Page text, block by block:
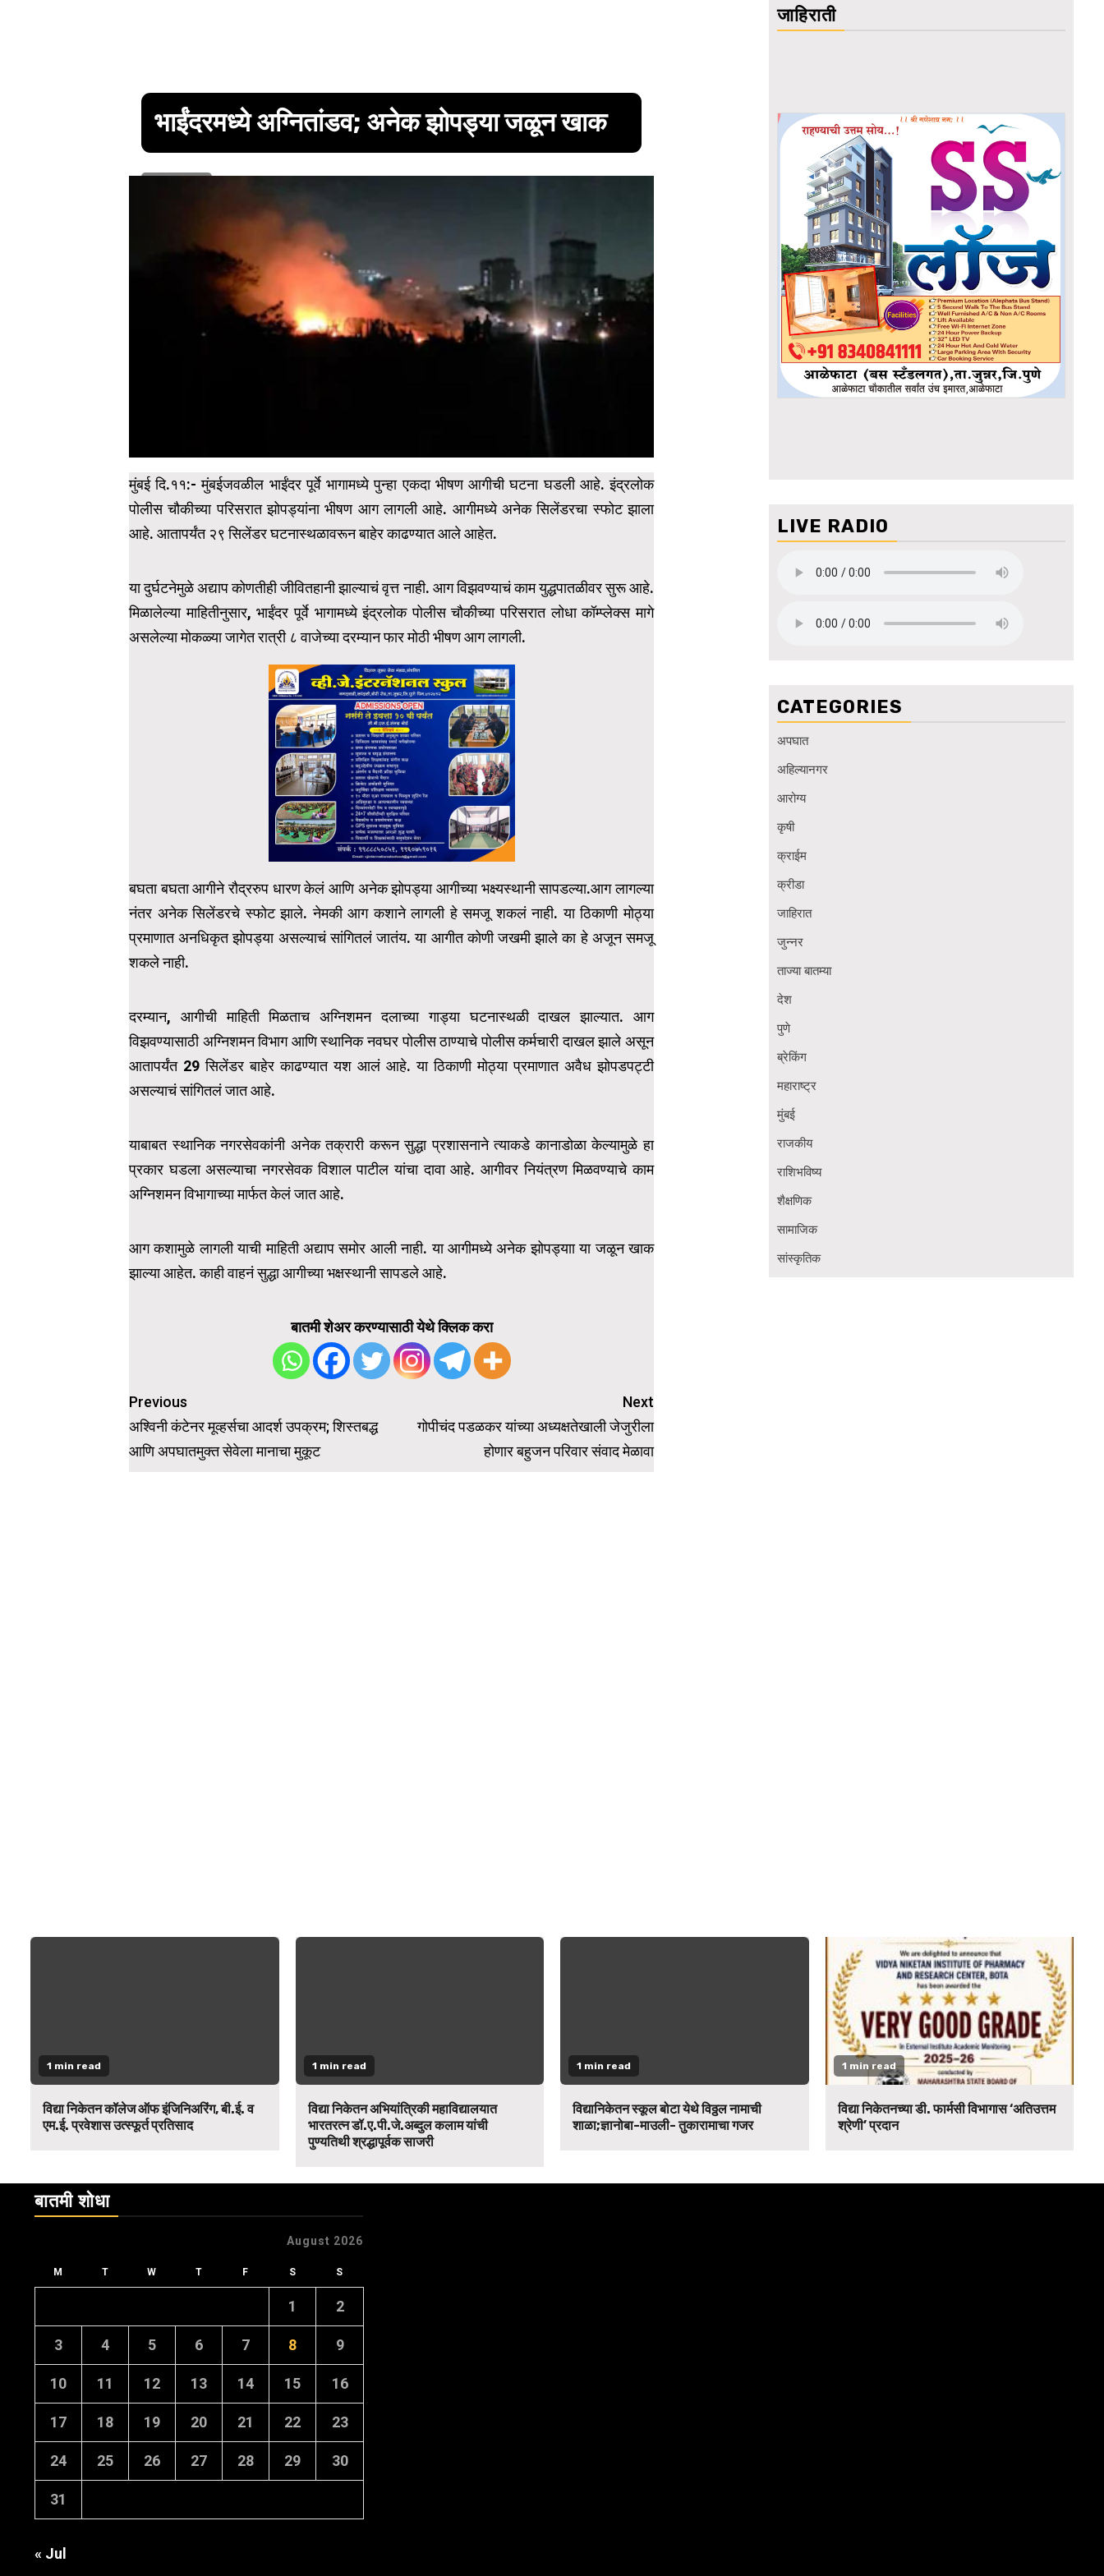
भाईंदरमध्ये अग्नितांडव; अनेक झोपड्या जळून खाक
मुंबई दि.११:- मुंबईजवळील भाईंदर पूर्वे भागामध्ये पुन्हा एकदा भीषण आगीची घटना घडली आहे. इंद्रलोक
पोलीस चौकीच्या परिसरात झोपड्यांना भीषण आग लागली आहे. आगीमध्ये अनेक सिलेंडरचा स्फोट झाला
आहे. आतापर्यंत २९ सिलेंडर घटनास्थळावरून बाहेर काढण्यात आले आहेत.
या दुर्घटनेमुळे अद्याप कोणतीही जीवितहानी झाल्याचं वृत्त नाही. आग विझवण्याचं काम युद्धपातळीवर सुरू आहे.
मिळालेल्या माहितीनुसार, भाईंदर पूर्वे भागामध्ये इंद्रलोक पोलीस चौकीच्या परिसरात लोधा कॉम्प्लेक्स मागे
असलेल्या मोकळ्या जागेत रात्री ८ वाजेच्या दरम्यान फार मोठी भीषण आग लागली.
बघता बघता आगीने रौद्ररुप धारण केलं आणि अनेक झोपड्या आगीच्या भक्ष्यस्थानी सापडल्या.आग लागल्या
नंतर अनेक सिलेंडरचे स्फोट झाले. नेमकी आग कशाने लागली हे समजू शकलं नाही. या ठिकाणी मोठ्या
प्रमाणात अनधिकृत झोपड्या असल्याचं सांगितलं जातंय. या आगीत कोणी जखमी झाले का हे अजून समजू
शकले नाही.
दरम्यान, आगीची माहिती मिळताच अग्निशमन दलाच्या गाड्या घटनास्थळी दाखल झाल्यात. आग
विझवण्यासाठी अग्निशमन विभाग आणि स्थानिक नवघर पोलीस ठाण्याचे पोलीस कर्मचारी दाखल झाले असून
आतापर्यंत 29 सिलेंडर बाहेर काढण्यात यश आलं आहे. या ठिकाणी मोठ्या प्रमाणात अवैध झोपडपट्टी
असल्याचं सांगितलं जात आहे.
याबाबत स्थानिक नगरसेवकांनी अनेक तक्रारी करून सुद्धा प्रशासनाने त्याकडे कानाडोळा केल्यामुळे हा
प्रकार घडला असल्याचा नगरसेवक विशाल पाटील यांचा दावा आहे. आगीवर नियंत्रण मिळवण्याचे काम
अग्निशमन विभागाच्या मार्फत केलं जात आहे.
आग कशामुळे लागली याची माहिती अद्याप समोर आली नाही. या आगीमध्ये अनेक झोपड्याा या जळून खाक
झाल्या आहेत. काही वाहनं सुद्धा आगीच्या भक्षस्थानी सापडले आहे.
बातमी शेअर करण्यासाठी येथे क्लिक करा
Post
navigation
Previous
अश्विनी कंटेनर मूव्हर्सचा आदर्श उपक्रम; शिस्तबद्ध
आणि अपघातमुक्त सेवेला मानाचा मुकूट
Next
गोपीचंद पडळकर यांच्या अध्यक्षतेखाली जेजुरीला
होणार बहुजन परिवार संवाद मेळावा
जाहिराती
LIVE RADIO
CATEGORIES
अपघात
अहिल्यानगर
आरोग्य
कृषी
क्राईम
क्रीडा
जाहिरात
जुन्नर
ताज्या बातम्या
देश
पुणे
ब्रेकिंग
महाराष्ट्र
मुंबई
राजकीय
राशिभविष्य
शैक्षणिक
सामाजिक
सांस्कृतिक
1 min read
विद्या निकेतन कॉलेज ऑफ इंजिनिअरिंग, बी.ई. व
एम.ई. प्रवेशास उत्स्फूर्त प्रतिसाद
1 min read
विद्या निकेतन अभियांत्रिकी महाविद्यालयात
भारतरत्न डॉ.ए.पी.जे.अब्दुल कलाम यांची
पुण्यतिथी श्रद्धापूर्वक साजरी
1 min read
विद्यानिकेतन स्कूल बोटा येथे विठ्ठल नामाची
शाळा;ज्ञानोबा-माउली- तुकारामाचा गजर
1 min read
विद्या निकेतनच्या डी. फार्मसी विभागास ‘अतिउत्तम
श्रेणी’ प्रदान
बातमी शोधा
August 2026
M T W T F S S
1 2
3 4 5 6 7 8 9
10 11 12 13 14 15 16
17 18 19 20 21 22 23
24 25 26 27 28 29 30
31
« Jul